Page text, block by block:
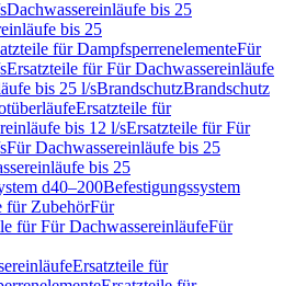
Dachwassereinläufe bis 25
bis 25
für DampfsperrenelementeFür
Ersatzteile für Für Dachwassereinläufe
bis 25 l/sBrandschutzBrandschutz
Ersatzteile für
bis 12 l/sErsatzteile für Für
Für Dachwassereinläufe bis 25
bis 25
d40–200Befestigungssystem
für ZubehörFür
für Für DachwassereinläufeFür
Ersatzteile für